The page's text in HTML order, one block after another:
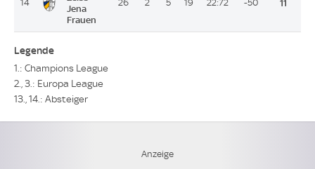
14
Jena
Frauen
26 2 5 19 22:72 -50 11
Legende
1.: Champions League
2., 3.: Europa League
13., 14.: Absteiger